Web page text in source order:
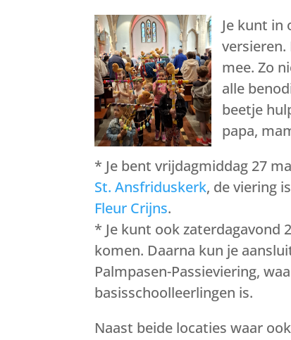
Je kunt in
versieren.
mee. Zo
alle
beetje
papa,
* Je bent vrijdagmiddag 27
St. Ansfriduskerk, de viering
Fleur Crijns.
* Je kunt ook zaterdagavond
komen. Daarna kun je
Palmpasen-Passieviering,
basisschoolleerlingen is.
Naast beide locaties waar